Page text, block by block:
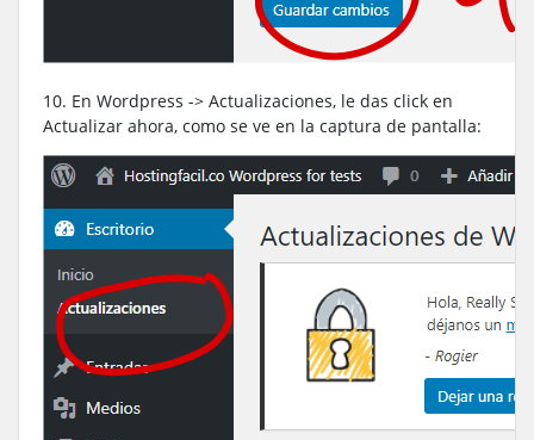
10. En Wordpress -> Actualizaciones, le das click en
Actualizar ahora, como se ve en la captura de pantalla: